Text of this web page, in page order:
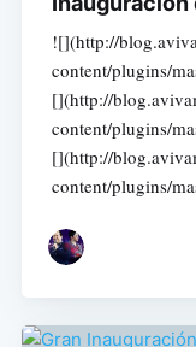
![](http://
content/plugins/
[](http://
content/plugins/
[](http://
content/plugins/